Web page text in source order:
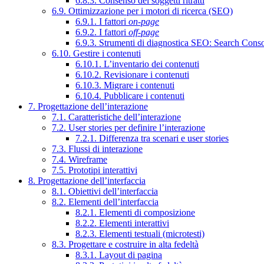
6.9. Ottimizzazione per i motori di ricerca (SEO)
6.9.1. I fattori on-page
6.9.2. I fattori off-page
6.9.3. Strumenti di diagnostica SEO: Search
6.10. Gestire i contenuti
6.10.1. L’inventario dei contenuti
6.10.2. Revisionare i contenuti
6.10.3. Migrare i contenuti
6.10.4. Pubblicare i contenuti
7. Progettazione dell’interazione
7.1. Caratteristiche dell’interazione
7.2. User stories per definire l’interazione
7.2.1. Differenza tra scenari e user stories
7.3. Flussi di interazione
7.4. Wireframe
7.5. Prototipi interattivi
8. Progettazione dell’interfaccia
8.1. Obiettivi dell’interfaccia
8.2. Elementi dell’interfaccia
8.2.1. Elementi di composizione
8.2.2. Elementi interattivi
8.2.3. Elementi testuali (microtesti)
8.3. Progettare e costruire in alta fedeltà
8.3.1. Layout di pagina